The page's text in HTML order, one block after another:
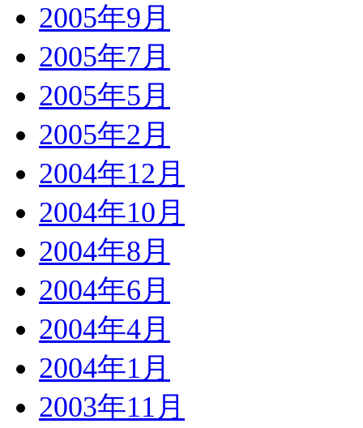
2005年9月
2005年7月
2005年5月
2005年2月
2004年12月
2004年10月
2004年8月
2004年6月
2004年4月
2004年1月
2003年11月